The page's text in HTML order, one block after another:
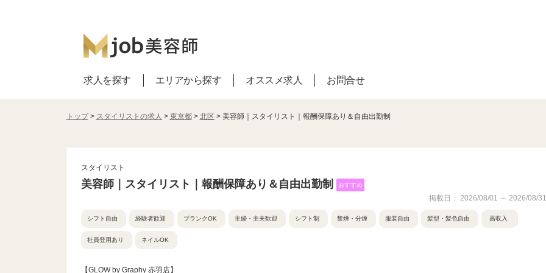
求人を探す エリアから探す オススメ求人 お問合せ
トップ> スタイリストの求人 > 東京都> 北区 > 美容師｜スタイリスト｜報酬保障あり＆自由出勤制
スタイリスト
美容師｜スタイリスト｜報酬保障あり＆自由出勤制 おすすめ
掲載日： 2026/08/01 ～ 2026/08/31
シフト自由 経験者歓迎 ブランクOK 主婦・主夫歓迎 シフト制 禁煙・分煙 服装自由 髪型・髪色自由 高収入
社員登用あり ネイルOK
【GLOW by Graphy 赤羽店】